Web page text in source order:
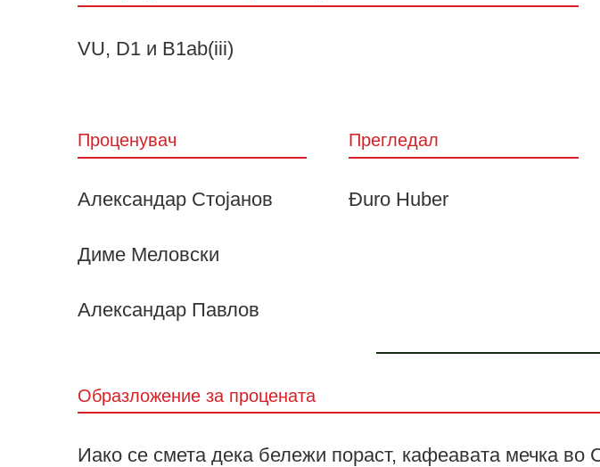
VU, D1 и B1ab(iii)
Проценувач
Александар Стојанов
Диме Меловски
Александар Павлов
Прегледал
Đuro Huber
Образложение за процената
Иако се смета дека бележи пораст, кафеавата мечка во